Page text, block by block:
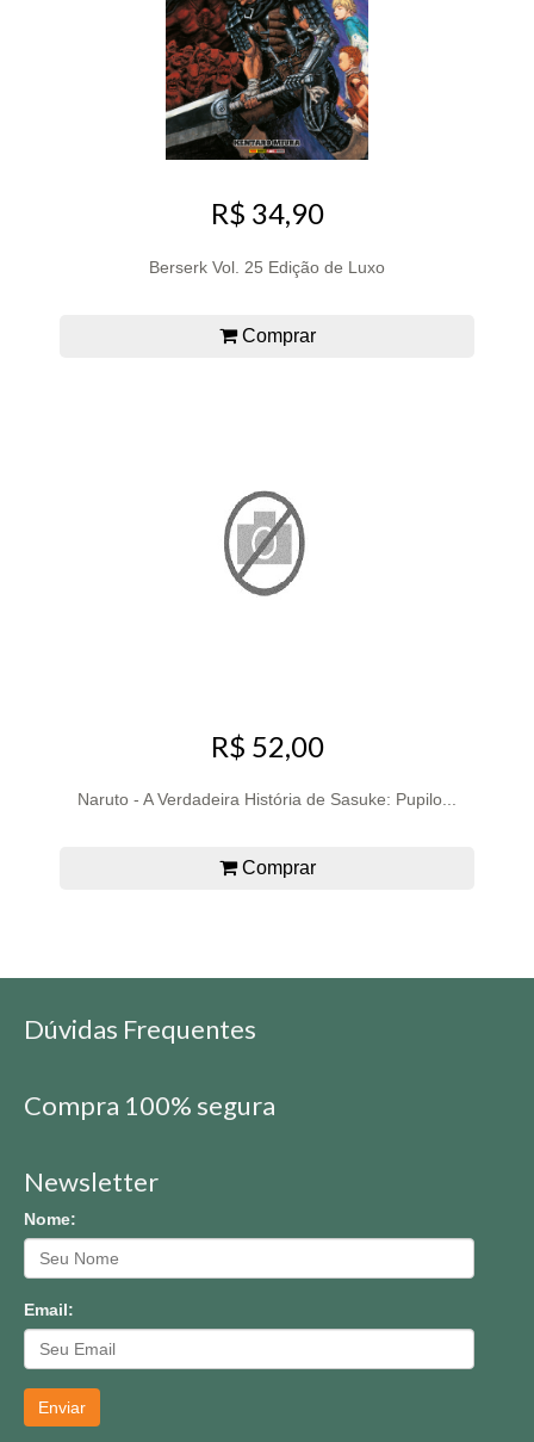
R$ 34,90
Berserk Vol. 25 Edição de Luxo
Comprar
R$ 52,00
Naruto - A Verdadeira História de Sasuke: Pupilo...
Comprar
Dúvidas Frequentes
Compra 100% segura
Newsletter
Nome:
Email:
Enviar